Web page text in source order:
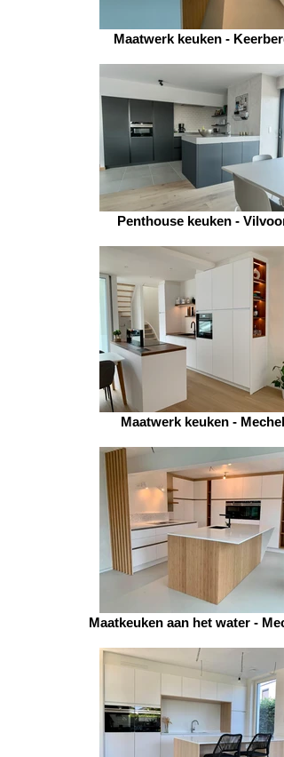
Maatwerk keuken -
Penthouse keuken -
Maatwerk keuken -
Maatkeuken aan het water -